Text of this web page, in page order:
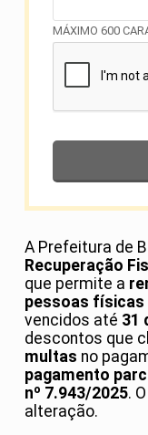
MÁXIMO 600
A Prefeitura de
Recuperação
que permite a
pessoas físicas
vencidos até 31
descontos que
multas no
pagamento
nº 7.943/2025.
alteração.